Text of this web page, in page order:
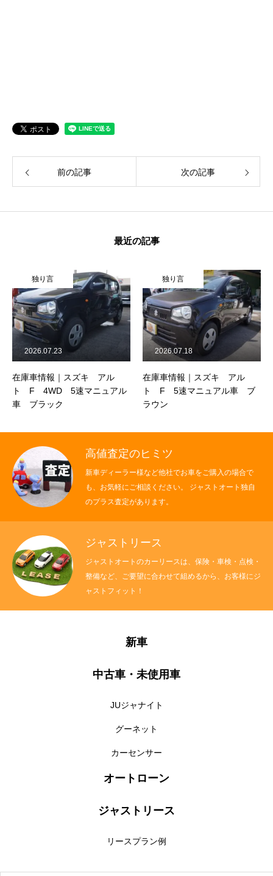
前の記事 次の記事
最近の記事
独り言
在庫車情報｜スズキ アル
ト F 4WD 5速マニュアル
車 ブラック
2026.07.23
独り言
在庫車情報｜スズキ アル
ト F 5速マニュアル車 ブ
ラウン
2026.07.18
高値査定のヒミツ
新車ディーラー様など他社でお車をご購入の場合で
も、お気軽にご相談ください。 ジャストオート独自
のプラス査定があります。
ジャストリース
ジャストオートのカーリースは、保険・車検・点検・
整備など、ご要望に合わせて組めるから、お客様にジ
ャストフィット！
新車
中古車・未使用車
JUジャナイト
グーネット
カーセンサー
オートローン
ジャストリース
リースプラン例